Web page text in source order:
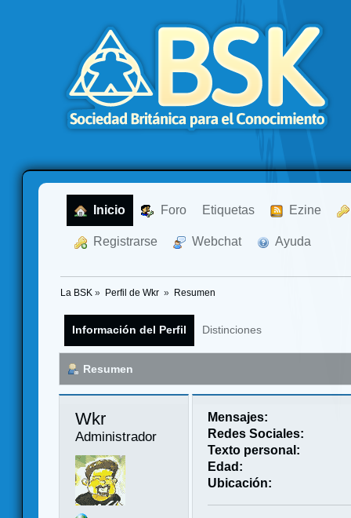
Inicio Foro Etiquetas Ezine
Registrarse Webchat Ayuda
La BSK » Perfil de Wkr » Resumen
Información del Perfil Distinciones
Resumen
Wkr
Administrador
Mensajes:
Redes Sociales:
Texto personal:
Edad:
Ubicación: